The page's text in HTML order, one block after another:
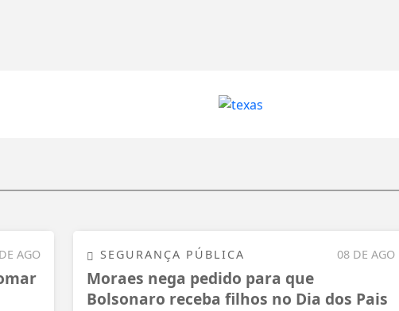
AGO 08 DE AGO
SEGURANÇA PÚBLICA
Moraes nega pedido para que
Bolsonaro receba filhos no Dia dos Pais